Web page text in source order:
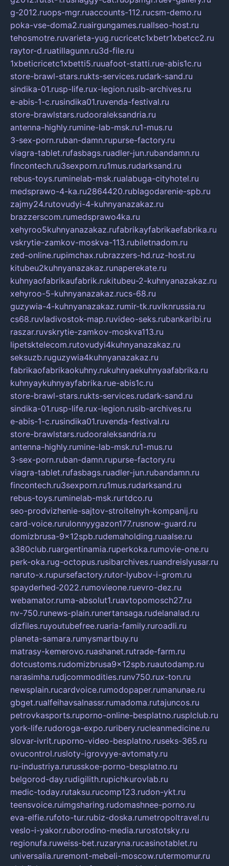
g-2012.ruops-mgr.ruaccounts-112.rucsm-demo.ru
poka-vse-doma2.ruairgungames.ruallseo-host.ru
tehosmotre.ruvarieta-yug.rucricetc1xbetr1xbetcc2.ru
raytor-d.ruatillagunn.ru3d-file.ru
1xbeticricetc1xbetti5.ruuafoot-statti.rue-abis1c.ru
store-brawl-stars.rukts-services.rudark-sand.ru
sindika-01.rusp-life.rux-legion.rusib-archives.ru
e-abis-1-c.rusindika01.ruvenda-festival.ru
store-brawlstars.rudooraleksandria.ru
antenna-highly.rumine-lab-msk.ru1-mus.ru
3-sex-porn.ruban-damn.rupurse-factory.ru
viagra-tablet.rufasbags.ruadler-jun.rubandamn.ru
fincontech.ru3sexporn.ru1mus.rudarksand.ru
rebus-toys.ruminelab-msk.rualabuga-cityhotel.ru
medsprawo-4-ka.ru2864420.rublagodarenie-spb.ru
zajmy24.rutovudyi-4-kuhnyanazakaz.ru
brazzerscom.rumedsprawo4ka.ru
xehyroo5kuhnyanazakaz.rufabrikayfabrikaefabrika.ru
vskrytie-zamkov-moskva-113.rubiletnadom.ru
zed-online.rupimchax.rubrazzers-hd.ruz-host.ru
kitubeu2kuhnyanazakaz.runaperekate.ru
kuhnyaofabrikaufabrik.rukitubeu-2-kuhnyanazakaz.ru
xehyroo-5-kuhnyanazakaz.rucs-68.ru
guzywia-4-kuhnyanazakaz.rumir-tk.ruvlknrussia.ru
cs68.ruvladivostok-map.ruvideo-seks.rubankaribi.ru
raszar.ruvskrytie-zamkov-moskva113.ru
lipetsktelecom.rutovudyi4kuhnyanazakaz.ru
seksuzb.ruguzywia4kuhnyanazakaz.ru
fabrikaofabrikaokuhny.rukuhnyaekuhnyaafabrika.ru
kuhnyaykuhnyayfabrika.rue-abis1c.ru
store-brawl-stars.rukts-services.rudark-sand.ru
sindika-01.rusp-life.rux-legion.rusib-archives.ru
e-abis-1-c.rusindika01.ruvenda-festival.ru
store-brawlstars.rudooraleksandria.ru
antenna-highly.rumine-lab-msk.ru1-mus.ru
3-sex-porn.ruban-damn.rupurse-factory.ru
viagra-tablet.rufasbags.ruadler-jun.rubandamn.ru
fincontech.ru3sexporn.ru1mus.rudarksand.ru
rebus-toys.ruminelab-msk.rurtdco.ru
seo-prodvizhenie-sajtov-stroitelnyh-kompanij.ru
card-voice.rurulonnyygazon177.rusnow-guard.ru
domizbrusa-9x12spb.rudemaholding.ruaalse.ru
a380club.ruargentinamia.ruperkoka.rumovie-one.ru
perk-oka.rug-octopus.rusibarchives.ruandreislyusar.ru
naruto-x.rupursefactory.rutor-lyubov-i-grom.ru
spayderhed-2022.rumovieone.ruevro-dez.ru
webamator.ruma-absolut1.ruavtopomosch27.ru
nv-750.runews-plain.runertansaga.rudelanalad.ru
dizfiles.ruyoutubefree.ruaria-family.ruroadli.ru
planeta-samara.rumysmartbuy.ru
matrasy-kemerovo.ruashanet.rutrade-farm.ru
dotcustoms.rudomizbrusa9x12spb.ruautodamp.ru
narasimha.rudjcommodities.runv750.rux-ton.ru
newsplain.rucardvoice.rumodopaper.rumanunae.ru
gbget.rualfeihavsalnassr.rumadoma.rutajuncos.ru
petrovkasports.ruporno-online-besplatno.rusplclub.ru
york-life.rudoroga-expo.ruribery.rucleanmedicine.ru
slovar-ivrit.ruporno-video-besplatno.ruseks-365.ru
ovucontrol.rusloty-igrovyye-avtomaty.ru
ru-industriya.rurusskoe-porno-besplatno.ru
belgorod-day.rudigilith.rupichkurovlab.ru
medic-today.rutaksu.rucomp123.rudon-ykt.ru
teensvoice.ruimgsharing.rudomashnee-porno.ru
eva-elfie.rufoto-tur.rubiz-doska.rumetropoltravel.ru
veslo-i-yakor.ruborodino-media.rurostotsky.ru
regionufa.ruweiss-bet.ruzaryna.rucasinotablet.ru
universalia.ruremont-mebeli-moscow.rutermomur.ru